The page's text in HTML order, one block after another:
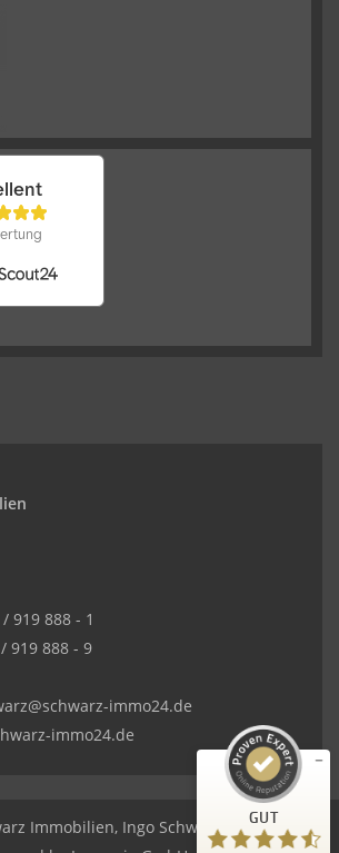
919 888 - 1
919 888 - 9
immo24.de
immo24.de
Immobilien, Ingo Schwarz
GUT
SCHWARZ Immobilien Ingo Schwarz
ProvenExpert.com
4,31
/
5,00
8
Bewertungen auf
ProvenExpert.com
anderen Quellen